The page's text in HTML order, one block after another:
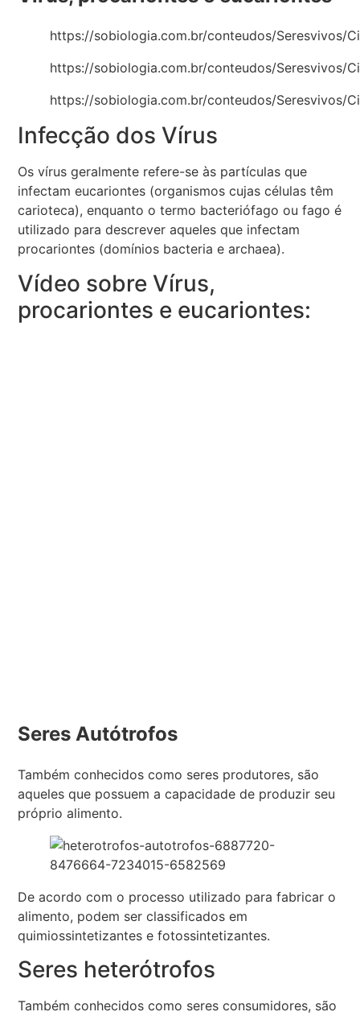
https://sobiologia.com.br/conteudos/Seresvivos/
https://sobiologia.com.br/conteudos/Seresvivos/
https://sobiologia.com.br/conteudos/Seresvivos/
Infecção dos Vírus
Os vírus geralmente refere-se às partículas que
infectam eucariontes (organismos cujas células têm
carioteca), enquanto o termo bacteriófago ou fago é
utilizado para descrever aqueles que infectam
procariontes (domínios bacteria e archaea).
Vídeo sobre Vírus,
procariontes e eucariontes:
Seres Autótrofos
Também conhecidos como seres produtores, são
aqueles que possuem a capacidade de produzir seu
próprio alimento.
De acordo com o processo utilizado para fabricar o
alimento, podem ser classificados em
quimiossintetizantes e fotossintetizantes.
Seres heterótrofos
Também conhecidos como seres consumidores, são